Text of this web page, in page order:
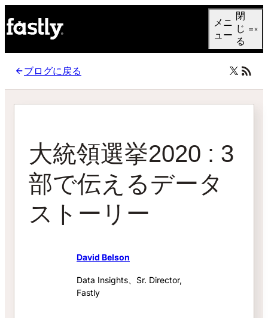
メニ
ュー
閉
じ
る
ブログに戻る
大統領選挙2020 : 3
部で伝えるデータ
ストーリー
David Belson
Data Insights、Sr. Director,
Fastly